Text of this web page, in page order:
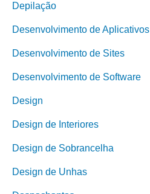
Depilação
Desenvolvimento de Aplicativos
Desenvolvimento de Sites
Desenvolvimento de Software
Design
Design de Interiores
Design de Sobrancelha
Design de Unhas